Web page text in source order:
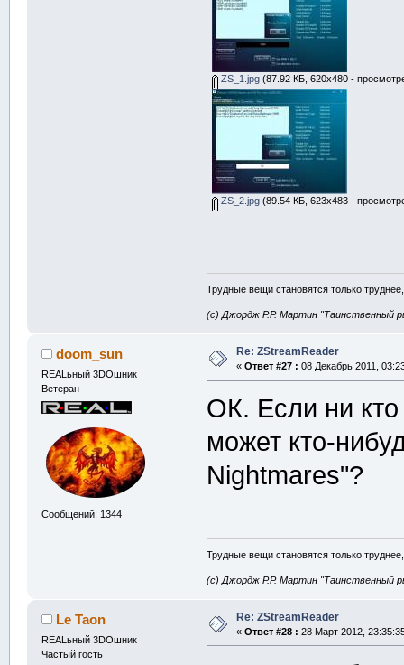
ZS_1.jpg(87.92 КБ, 620x480 -
ZS_2.jpg(89.54 КБ, 623x483 -
Трудные вещи становятся только
(с) Джордж Р.Р. Мартин "Таинственный
doom_sun
REALьный 3DOшник
Ветеран
Сообщений: 1344
Re: ZStreamReader
« Ответ #27 : 08 Декабрь 2011,
ОК. Если ни кто
может кто-
Nightmares"?
Трудные вещи становятся только
(с) Джордж Р.Р. Мартин "Таинственный
Le Taon
REALьный 3DOшник
Частый гость
Re: ZStreamReader
« Ответ #28 : 28 Март 2012,